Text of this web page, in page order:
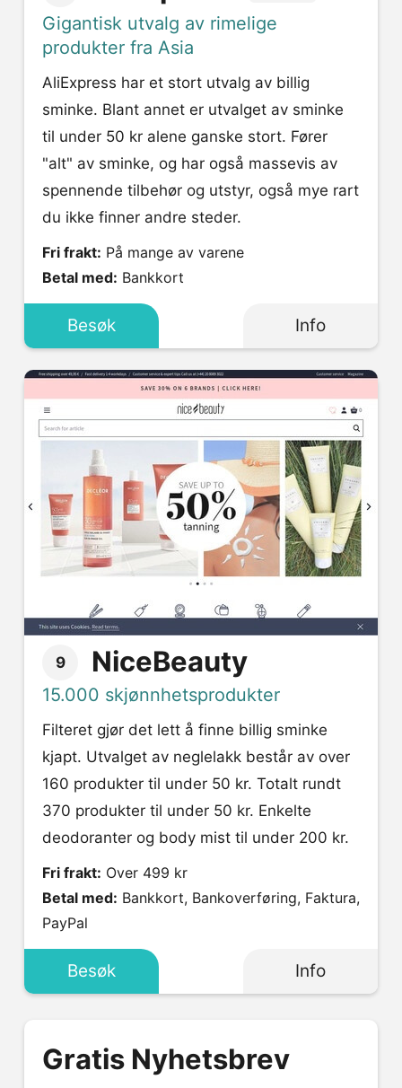
Gigantisk utvalg av rimelige
produkter fra Asia
AliExpress har et stort utvalg av billig
sminke. Blant annet er utvalget av sminke
til under 50 kr alene ganske stort. Fører
"alt" av sminke, og har også massevis av
spennende tilbehør og utstyr, også mye rart
du ikke finner andre steder.
Fri frakt: På mange av varene
Betal med: Bankkort
Besøk Info
9 NiceBeauty
15.000 skjønnhetsprodukter
Filteret gjør det lett å finne billig sminke
kjapt. Utvalget av neglelakk består av over
160 produkter til under 50 kr. Totalt rundt
370 produkter til under 50 kr. Enkelte
deodoranter og body mist til under 200 kr.
Fri frakt: Over 499 kr
Betal med:
PayPal
Besøk Info
Gratis Nyhetsbrev